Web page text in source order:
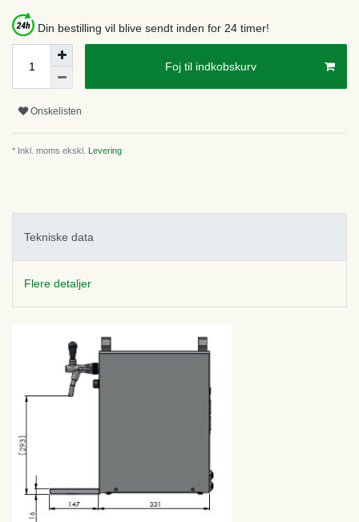
Din bestilling vil blive sendt inden for 24 timer!
Foj til indkobskurv
Onskelisten
* Inkl. moms ekskl. Levering
Tekniske data
Flere detaljer